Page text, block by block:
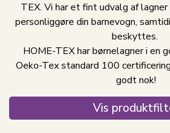
TEX. Vi har et fint udvalg af lagner
personliggøre din barnevogn,
beskyttes.
HOME-TEX har børnelagner i en
Oeko-Tex standard 100
godt nok!
Vis